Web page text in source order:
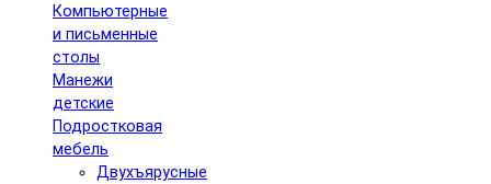
Компьютерные
и письменные
столы
Манежи
детские
Подростковая
мебель
Двухъярусные